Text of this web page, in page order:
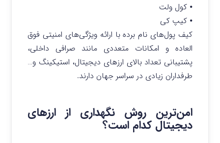
⦁ کول ولت
⦁ کیپ کی
کیف پول‌های نام برده با ارائه ویژگی‌های امنیتی فوق
العاده و امکانات متعددی مانند صرافی داخلی،
پشتیبانی تعداد بالای ارزهای دیجیتال، استیکینگ و…
طرفداران زیادی در سراسر جهان دارند.
امن‌ترین روش نگهداری از ارزهای
دیجیتال کدام است؟